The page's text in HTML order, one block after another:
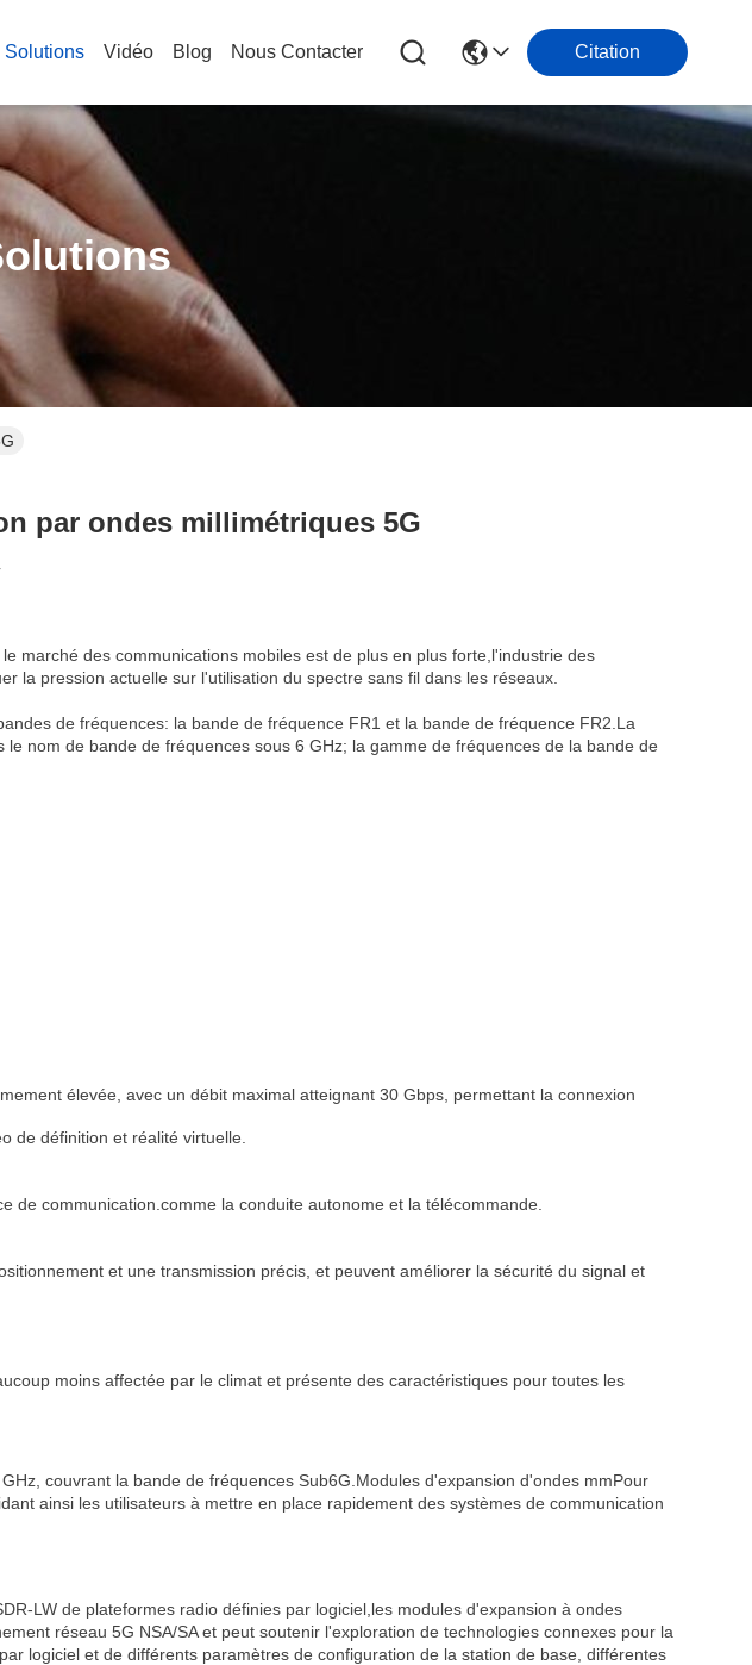
Solutions Vidéo Blog Nous Contacter Citation
par ondes millimétriques 5G
marché des communications mobiles est de plus en plus forte,l'industrie des
la pression actuelle sur l'utilisation du spectre sans fil dans les réseaux.
de fréquences: la bande de fréquence FR1 et la bande de fréquence FR2.La
nom de bande de fréquences sous 6 GHz; la gamme de fréquences de la bande de
élevée, avec un débit maximal atteignant 30 Gbps, permettant la connexion
de définition et réalité virtuelle.
communication.comme la conduite autonome et la télécommande.
et une transmission précis, et peuvent améliorer la sécurité du signal et
moins affectée par le climat et présente des caractéristiques pour toutes les
couvrant la bande de fréquences Sub6G. Modules d'expansion d'ondes mmPour
ainsi les utilisateurs à mettre en place rapidement des systèmes de communication
LW de plateformes radio définies par logiciel,les modules d'expansion à ondes
réseau 5G NSA/SA et peut soutenir l'exploration de technologies connexes pour la
logiciel et de différents paramètres de configuration de la station de base, différentes